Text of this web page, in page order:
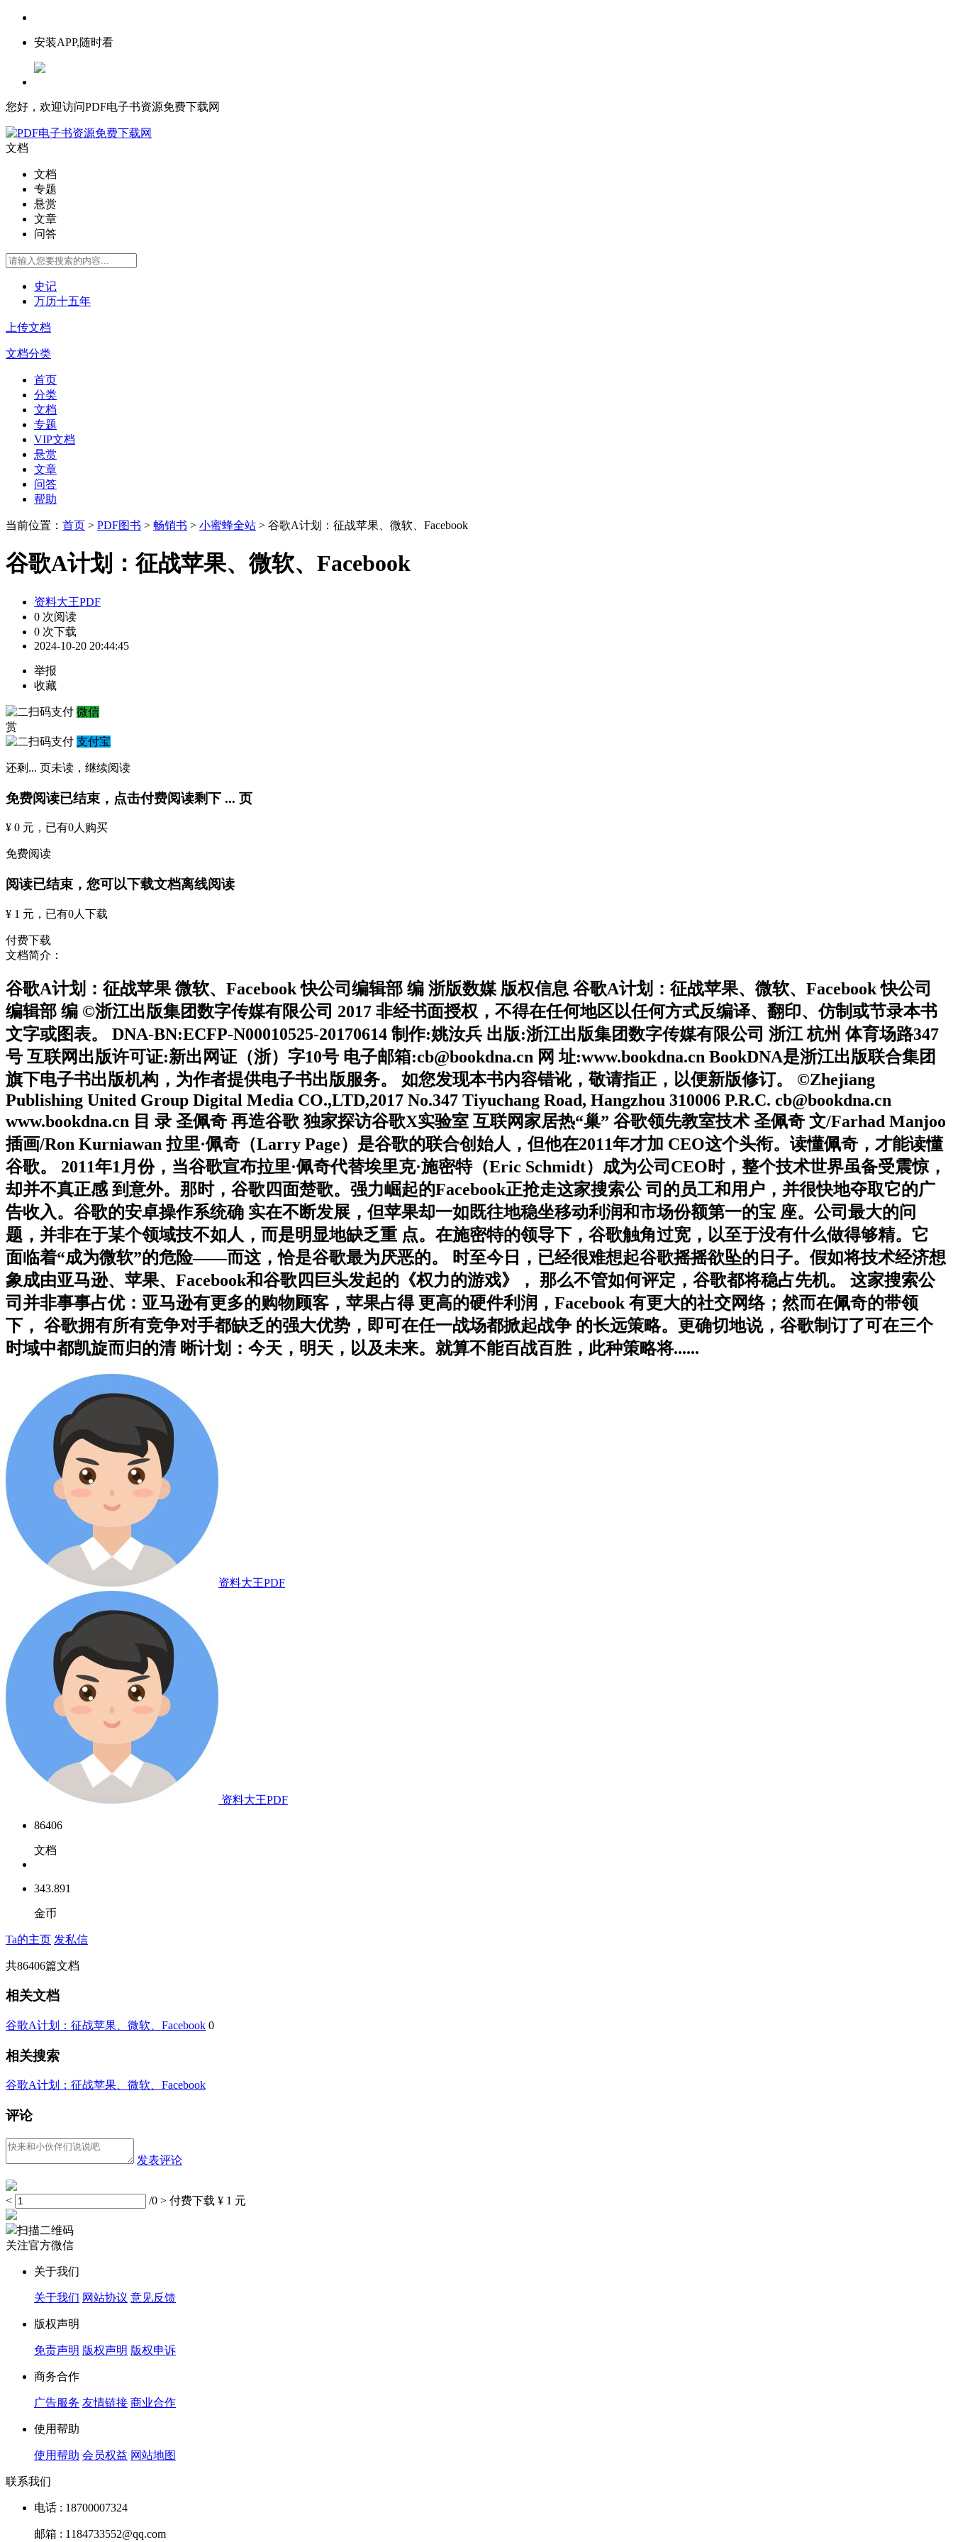
安装APP,随时看
您好，欢迎访问PDF电子书资源免费下载网
文档
文档
专题
悬赏
文章
问答
史记
万历十五年
上传文档
文档分类
首页
分类
文档
专题
VIP文档
悬赏
文章
问答
帮助
当前位置： 首页 > PDF图书 > 畅销书 > 小蜜蜂全站 > 谷歌A计划：征战苹果、微软、Facebook
谷歌A计划：征战苹果、微软、Facebook
资料大王PDF
0 次阅读
0 次下载
2024-10-20 20:44:45
举报
收藏
微信
赏
支付宝
还剩 ... 页未读， 继续阅读
免费阅读已结束，点击付费阅读剩下 ... 页
¥ 0 元 ，已有0人购买
免费阅读
阅读已结束，您可以下载文档离线阅读
¥ 1 元 ，已有0人下载
付费下载
文档简介：
谷歌A计划：征战苹果 微软、Facebook 快公司编辑部 编 浙版数媒 版权信息 谷歌A计划：征战苹果、微软、Facebook 快公司
编辑部 编 ©浙江出版集团数字传媒有限公司 2017 非经书面授权，不得在任何地区以任何方式反编译、翻印、仿制或节录本书
文字或图表。 DNA-BN:ECFP-N00010525-20170614 制作:姚汝兵 出版:浙江出版集团数字传媒有限公司 浙江 杭州 体育场路347
号 互联网出版许可证:新出网证（浙）字10号 电子邮箱:cb@bookdna.cn 网 址:www.bookdna.cn BookDNA是浙江出版联合集团
旗下电子书出版机构，为作者提供电子书出版服务。 如您发现本书内容错讹，敬请指正，以便新版修订。 ©Zhejiang
Publishing United Group Digital Media CO.,LTD,2017 No.347 Tiyuchang Road, Hangzhou 310006 P.R.C. cb@bookdna.cn
www.bookdna.cn 目 录 圣佩奇 再造谷歌 独家探访谷歌X实验室 互联网家居热“巢” 谷歌领先教室技术 圣佩奇 文/Farhad Manjoo
插画/Ron Kurniawan 拉里·佩奇（Larry Page）是谷歌的联合创始人，但他在2011年才加 CEO这个头衔。读懂佩奇，才能读懂
谷歌。 2011年1月份，当谷歌宣布拉里·佩奇代替埃里克·施密特（Eric Schmidt）成为公司CEO时，整个技术世界虽备受震惊，
却并不真正感 到意外。那时，谷歌四面楚歌。强力崛起的Facebook正抢走这家搜索公 司的员工和用户，并很快地夺取它的广
告收入。谷歌的安卓操作系统确 实在不断发展，但苹果却一如既往地稳坐移动利润和市场份额第一的宝 座。公司最大的问
题，并非在于某个领域技不如人，而是明显地缺乏重 点。在施密特的领导下，谷歌触角过宽，以至于没有什么做得够精。它
面临着“成为微软”的危险——而这，恰是谷歌最为厌恶的。 时至今日，已经很难想起谷歌摇摇欲坠的日子。假如将技术经济想
象成由亚马逊、苹果、Facebook和谷歌四巨头发起的《权力的游戏》， 那么不管如何评定，谷歌都将稳占先机。 这家搜索公
司并非事事占优：亚马逊有更多的购物顾客，苹果占得 更高的硬件利润，Facebook 有更大的社交网络；然而在佩奇的带领
下， 谷歌拥有所有竞争对手都缺乏的强大优势，即可在任一战场都掀起战争 的长远策略。更确切地说，谷歌制订了可在三个
时域中都凯旋而归的清 晰计划：今天，明天，以及未来。就算不能百战百胜，此种策略将......
资料大王PDF
资料大王PDF
86406
文档
343.891
金币
Ta的主页 发私信
共86406篇文档
相关文档
谷歌A计划：征战苹果、微软、Facebook 0
相关搜索
谷歌A计划：征战苹果、微软、Facebook
评论
发表评论
< /0 > 付费下载 ¥ 1 元
扫描二维码
关注官方微信
关于我们
关于我们 网站协议 意见反馈
版权声明
免责声明 版权声明 版权申诉
商务合作
广告服务 友情链接 商业合作
使用帮助
使用帮助 会员权益 网站地图
联系我们
电话 : 18700007324
邮箱 : 1184733552@qq.com